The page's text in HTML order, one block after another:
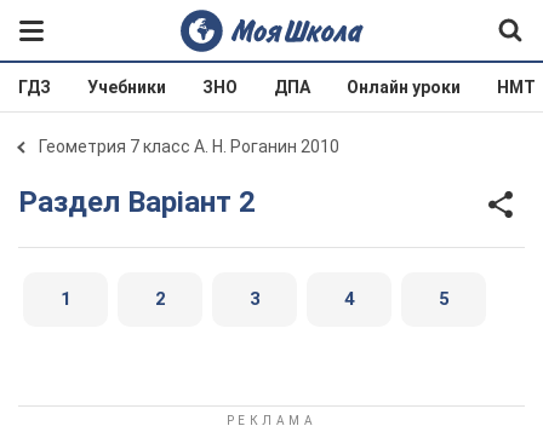
ГДЗ Учебники ЗНО ДПА Онлайн уроки НМТ
Геометрия 7 класс А. Н. Роганин 2010
Раздел Варіант 2
1 2 3 4 5